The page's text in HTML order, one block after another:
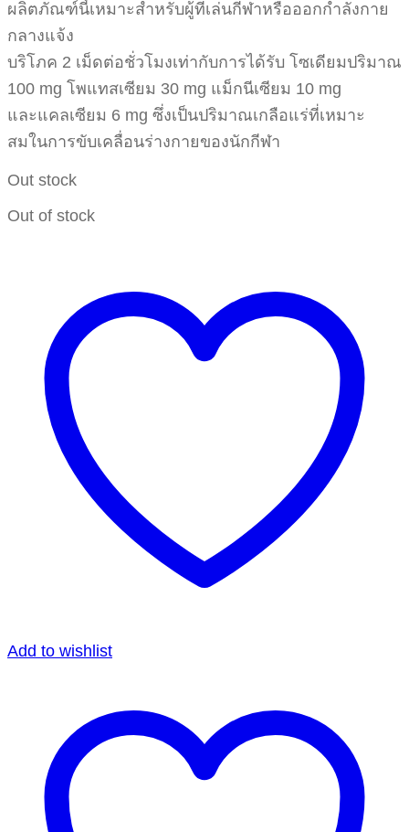
ผลิตภัณฑ์นี้เหมาะสำหรับผู้ที่เล่นกีฬาหรือออกกำลังกาย
กลางแจ้ง
บริโภค 2 เม็ดต่อชั่วโมงเท่ากับการได้รับ โซเดียมปริมาณ
100 mg โพแทสเซียม 30 mg แม็กนีเซียม 10 mg
และแคลเซียม 6 mg ซึ่งเป็นปริมาณเกลือแร่ที่เหมาะ
สมในการขับเคลื่อนร่างกายของนักกีฬา
Out stock
Out of stock
Add to wishlist